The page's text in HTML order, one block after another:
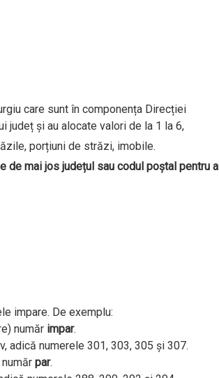
care sunt în componența Direcției
județ și au alocate valori de la 1 la 6,
porțiuni de străzi, imobile.
mai jos județul sau codul poștal pentru a
impare. De exemplu:
număr impar.
adică numerele 301, 303, 305 și 307.
par.